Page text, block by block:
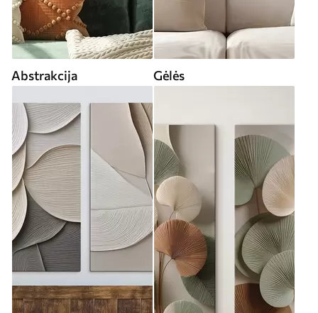
Abstrakcija Gėlės